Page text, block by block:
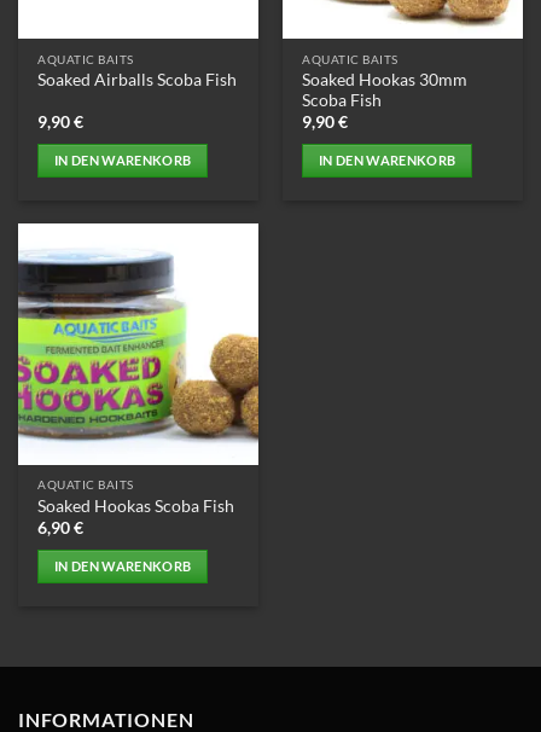
Produktseite
gewählt
werden
AQUATIC BAITS
Soaked Airballs Scoba Fish
9,90€
IN DEN WARENKORB
AQUATIC BAITS
Soaked Hookas 30mm
Scoba Fish
9,90€
IN DEN WARENKORB
AQUATIC BAITS
Soaked Hookas Scoba Fish
6,90€
IN DEN WARENKORB
INFORMATIONEN